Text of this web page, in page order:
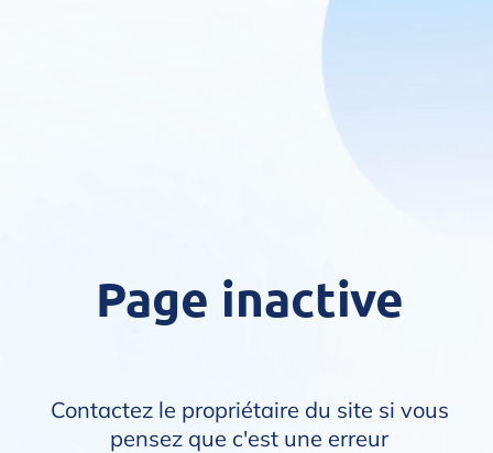
Page inactive
Contactez le propriétaire du site si vous
pensez que c'est une erreur